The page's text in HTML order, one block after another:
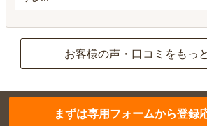
お客様の声・口コミをもっ
まずは専用フォームから登録